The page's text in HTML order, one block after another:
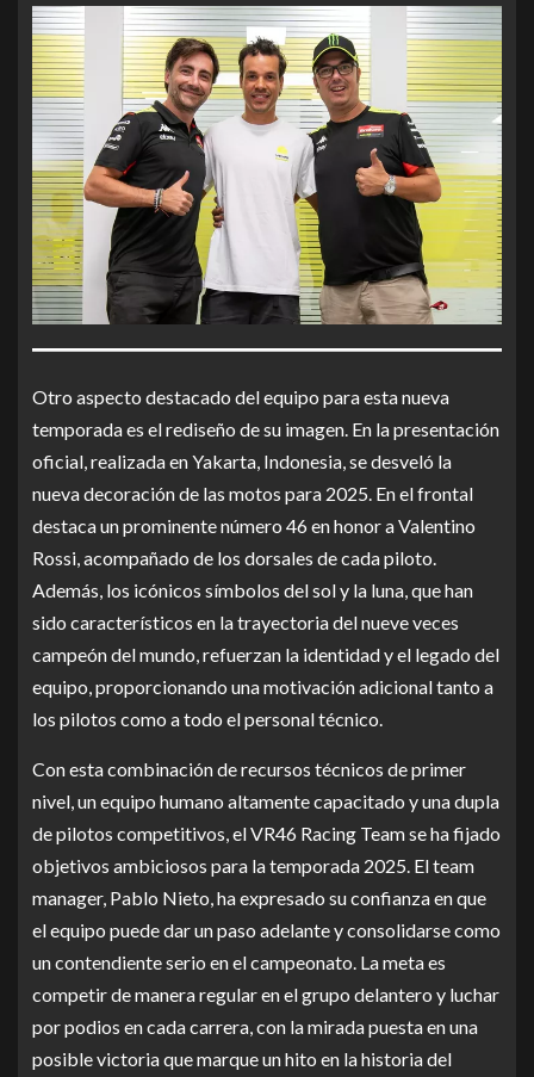
Otro aspecto destacado del equipo para esta nueva
temporada es el rediseño de su imagen. En la presentación
oficial, realizada en Yakarta, Indonesia, se desveló la
nueva decoración de las motos para 2025. En el frontal
destaca un prominente número 46 en honor a Valentino
Rossi, acompañado de los dorsales de cada piloto.
Además, los icónicos símbolos del sol y la luna, que han
sido característicos en la trayectoria del nueve veces
campeón del mundo, refuerzan la identidad y el legado del
equipo, proporcionando una motivación adicional tanto a
los pilotos como a todo el personal técnico.
Con esta combinación de recursos técnicos de primer
nivel, un equipo humano altamente capacitado y una dupla
de pilotos competitivos, el VR46 Racing Team se ha fijado
objetivos ambiciosos para la temporada 2025. El team
manager, Pablo Nieto, ha expresado su confianza en que
el equipo puede dar un paso adelante y consolidarse como
un contendiente serio en el campeonato. La meta es
competir de manera regular en el grupo delantero y luchar
por podios en cada carrera, con la mirada puesta en una
posible victoria que marque un hito en la historia del